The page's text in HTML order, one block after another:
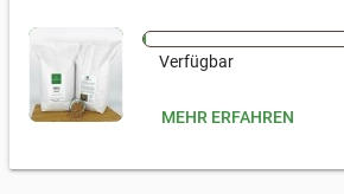
Verfügbar
MEHR ERFAHREN